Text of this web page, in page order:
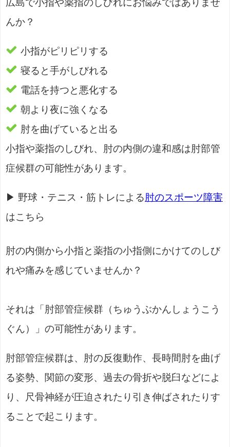
広島で小指や薬指のしびれにお悩みではありませ
んか？
小指がピリピリする
寝ると手がしびれる
電話を持つと悪化する
朝より夜に強くなる
肘を曲げていると出る
小指や薬指のしびれ、肘の内側の違和感は肘部管
症候群の可能性があります。
▶ 野球・テニス・筋トレによる 肘のスポーツ障害
はこちら
肘の内側から小指と薬指の小指側にかけてのしび
れや痛みを感じていませんか？
それは「肘部管症候群（ちゅうぶかんしょうこう
ぐん）」の可能性があります。
肘部管症候群は、肘の反復動作、長時間肘を曲げ
る姿勢、関節の変形、過去の骨折や脱臼などによ
り、尺骨神経が圧迫されたり引き伸ばされたりす
ることで起こります。